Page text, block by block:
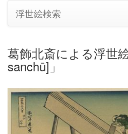
浮世絵検索
葛飾北斎による浮世
sanchū]」